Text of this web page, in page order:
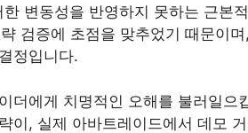
변동성을 반영하지 못하는 근본
략 검증에 초점을 맞추었기 때문이
정입니다.
더에게 치명적인 오해를 불러일
이, 실제 아바트레이드에서 데모